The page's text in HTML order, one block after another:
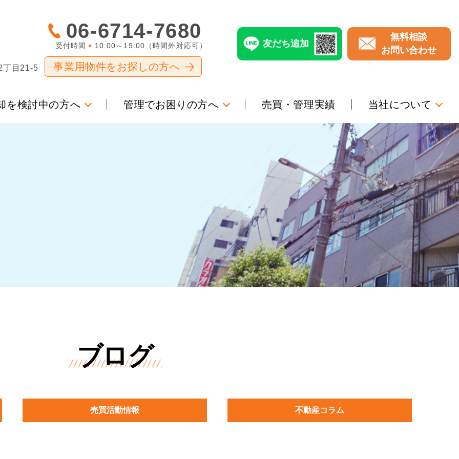
丁目21-5
06-6714-7680
受付時間 ● 10:00～19:00（時間外対応可）
事業用物件をお探しの方へ
友だち追加
無料相談
お問い合わせ
を検討中の方へ 管理でお困りの方へ 売買・管理実績 当社について
ブログ
売買活動情報 不動産コラム